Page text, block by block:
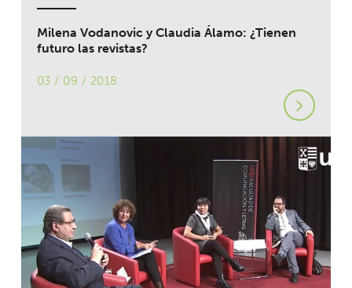
Milena Vodanovic y Claudia Álamo: ¿Tienen
futuro las revistas?
03 / 09 / 2018